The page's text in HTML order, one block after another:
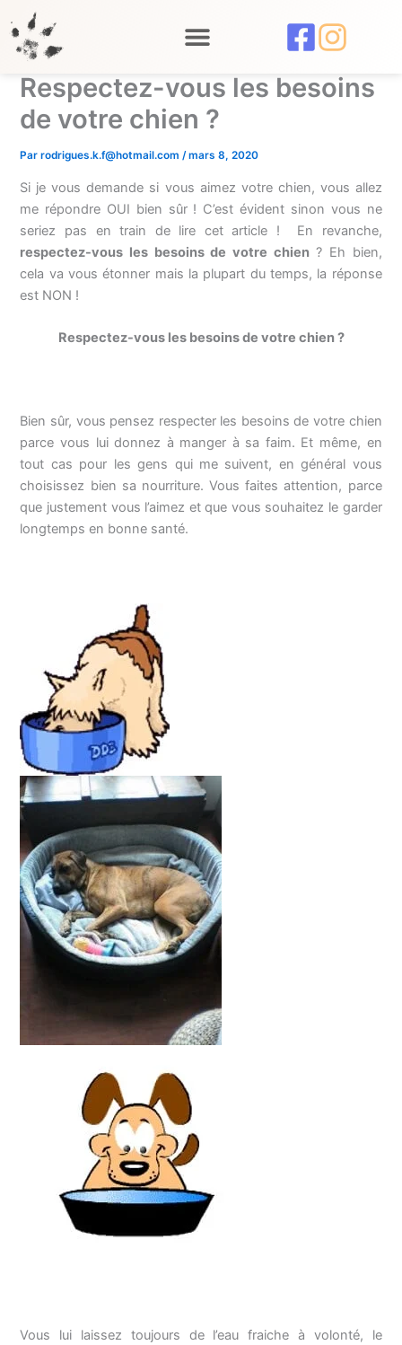
au
contenu
Respectez-vous les besoins
de votre chien ?
Parrodrigues.k.f@hotmail.com/mars 8, 2020
Si je vous demande si vous aimez votre chien, vous allez
me répondre OUI bien sûr ! C’est évident sinon vous ne
seriez pas en train de lire cet article ! En revanche,
respectez-vous les besoins de votre chien? Eh bien,
cela va vous étonner mais la plupart du temps, la réponse
est NON !
Respectez-vous les besoins de votre chien ?
Bien sûr, vous pensez respecter les besoins de votre chien
parce vous lui donnez à manger à sa faim. Et même, en
tout cas pour les gens qui me suivent, en général vous
choisissez bien sa nourriture. Vous faites attention, parce
que justement vous l’aimez et que vous souhaitez le garder
longtemps en bonne santé.
Vous lui laissez toujours de l’eau fraiche à volonté, le